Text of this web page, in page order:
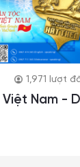
1,971 lượt
Nam -